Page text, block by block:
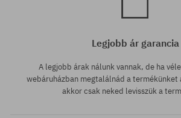
Legjobb ár garancia
A legjobb árak nálunk vannak, de ha
webáruházban megtalálnád a termékünket
akkor csak neked levisszük a